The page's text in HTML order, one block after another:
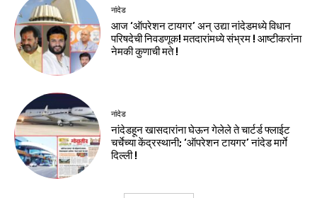
नांदेड
आज ‘ऑपरेशन टायगर’ अन् उद्या नांदेडमध्ये विधान
परिषदेची निवडणूक! मतदारांमध्ये संभ्रम ! आष्टीकरांना
नेमकी कुणाची मते !
नांदेड
नांदेडहून खासदारांना घेऊन गेलेले ते चार्टर्ड फ्लाईट
चर्चेच्या केंद्रस्थानी; ‘ऑपरेशन टायगर’ नांदेड मार्गे
दिल्ली !